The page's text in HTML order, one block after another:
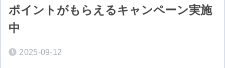
ポイントがもらえるキャンペーン実施
中
2025-09-12